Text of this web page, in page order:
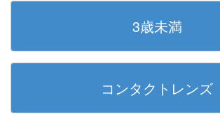
3歳未満
コンタクトレンズ